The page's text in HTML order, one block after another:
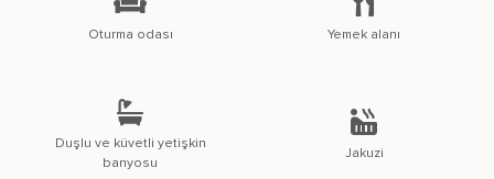
Oturma odası Yemek alanı
Duşlu ve küvetli yetişkin
banyosu
Jakuzi